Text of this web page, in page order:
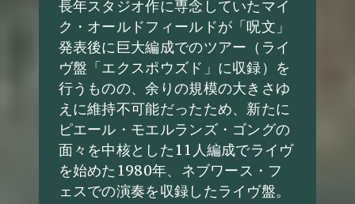
長年スタジオ作に専念していたマイ
ク・オールドフィールドが「呪文」
発表後に巨大編成でのツアー（ライ
ヴ盤「エクスポウズド」に収録）を
行うものの、余りの規模の大きさゆ
えに維持不可能だったため、新たに
ピエール・モエルランズ・ゴングの
面々を中核とした11人編成でライヴ
を始めた1980年、ネブワース・フ
ェスでの演奏を収録したライヴ盤。